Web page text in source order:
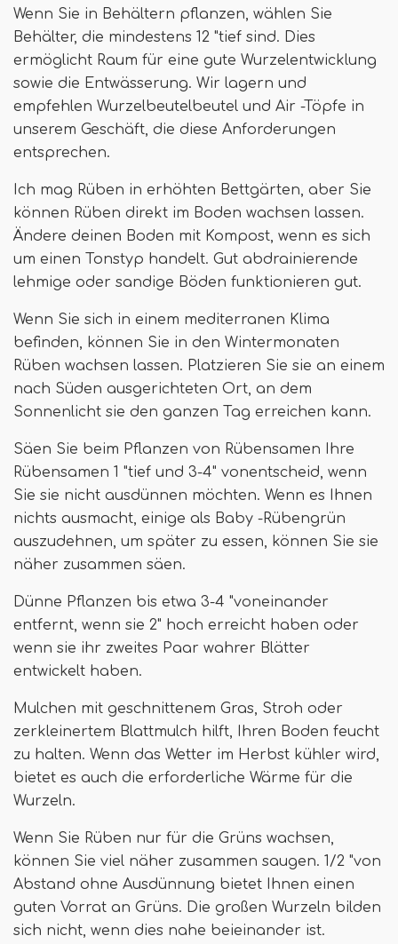
Wenn Sie in Behältern pflanzen, wählen Sie
Behälter, die mindestens 12 "tief sind. Dies
ermöglicht Raum für eine gute Wurzelentwicklung
sowie die Entwässerung. Wir lagern und
empfehlen Wurzelbeutelbeutel und Air -Töpfe in
unserem Geschäft, die diese Anforderungen
entsprechen.
Ich mag Rüben in erhöhten Bettgärten, aber Sie
können Rüben direkt im Boden wachsen lassen.
Ändere deinen Boden mit Kompost, wenn es sich
um einen Tonstyp handelt. Gut abdrainierende
lehmige oder sandige Böden funktionieren gut.
Wenn Sie sich in einem mediterranen Klima
befinden, können Sie in den Wintermonaten
Rüben wachsen lassen. Platzieren Sie sie an einem
nach Süden ausgerichteten Ort, an dem
Sonnenlicht sie den ganzen Tag erreichen kann.
Säen Sie beim Pflanzen von Rübensamen Ihre
Rübensamen 1 "tief und 3-4" vonentscheid, wenn
Sie sie nicht ausdünnen möchten. Wenn es Ihnen
nichts ausmacht, einige als Baby -Rübengrün
auszudehnen, um später zu essen, können Sie sie
näher zusammen säen.
Dünne Pflanzen bis etwa 3-4 "voneinander
entfernt, wenn sie 2" hoch erreicht haben oder
wenn sie ihr zweites Paar wahrer Blätter
entwickelt haben.
Mulchen mit geschnittenem Gras, Stroh oder
zerkleinertem Blattmulch hilft, Ihren Boden feucht
zu halten. Wenn das Wetter im Herbst kühler wird,
bietet es auch die erforderliche Wärme für die
Wurzeln.
Wenn Sie Rüben nur für die Grüns wachsen,
können Sie viel näher zusammen saugen. 1/2 "von
Abstand ohne Ausdünnung bietet Ihnen einen
guten Vorrat an Grüns. Die großen Wurzeln bilden
sich nicht, wenn dies nahe beieinander ist.